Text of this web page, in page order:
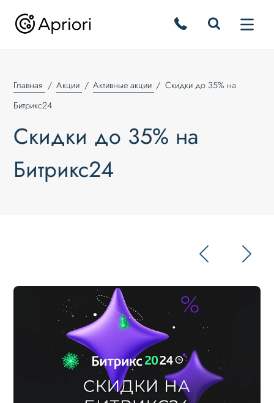
Главная Акции Активные акции
Скидки до 35% на
Битрикс24
Скидки до 35% на
Битрикс24